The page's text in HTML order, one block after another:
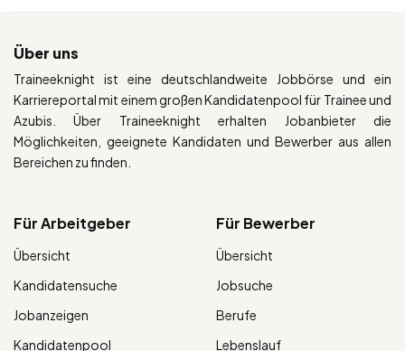
Über uns
Traineeknight ist eine deutschlandweite Jobbörse und ein
Karriereportal mit einem großen Kandidatenpool für Trainee und
Azubis. Über Traineeknight erhalten Jobanbieter die
Möglichkeiten, geeignete Kandidaten und Bewerber aus allen
Bereichen zu finden.
Für Arbeitgeber
Übersicht
Kandidatensuche
Jobanzeigen
Kandidatenpool
Für Bewerber
Übersicht
Jobsuche
Berufe
Lebenslauf